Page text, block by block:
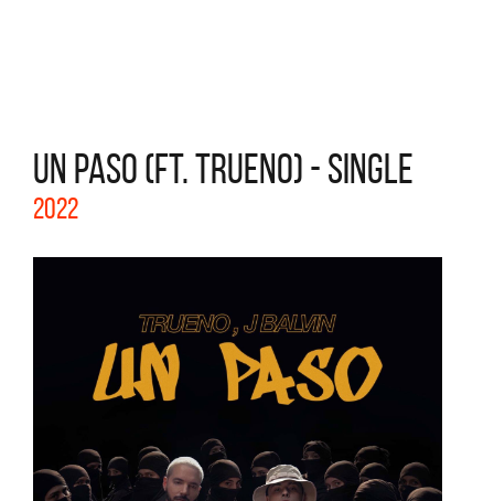
UN PASO (FT. TRUENO) - SINGLE
2022